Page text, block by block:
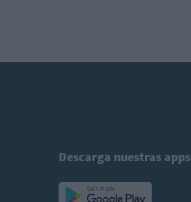
Descarga nuestras apps